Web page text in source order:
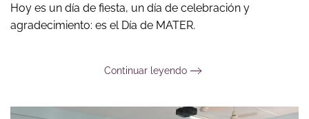
Hoy es un día de fiesta, un día de celebración y
agradecimiento: es el Día de MATER.
Continuar leyendo